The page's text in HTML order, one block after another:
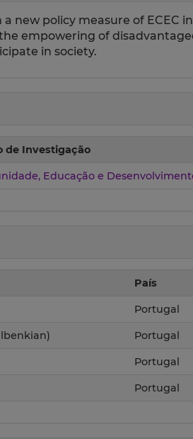
new policy measure of
empowering of
in society.
de Investigação
Educação e
País
Portugal
Portugal
Portugal
Portugal